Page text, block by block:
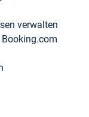
verwalten